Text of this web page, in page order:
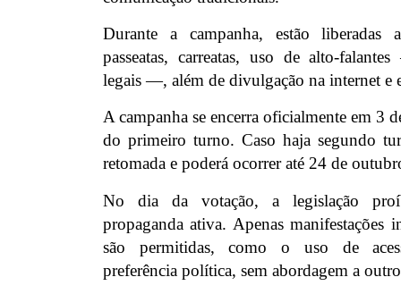
Durante a campanha, estão liberadas
passeatas, carreatas, uso de alto-
legais —, além de divulgação na internet e
A campanha se encerra oficialmente em 3
do primeiro turno. Caso haja segundo
retomada e poderá ocorrer até 24 de
No dia da votação, a legislação
propaganda ativa. Apenas manifestações
são permitidas, como o uso de
preferência política, sem abordagem a